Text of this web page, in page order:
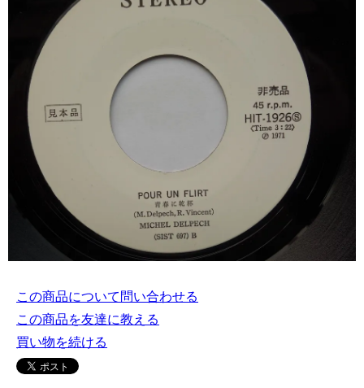
この商品について問い合わせる
この商品を友達に教える
買い物を続ける